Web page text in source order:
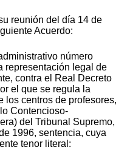
reunión del día 14 de
Acuerdo:
número
representación legal de
contra el Real Decreto
el que se regula la
los centros de profesores,
Contencioso-
del Tribunal Supremo,
1996, sentencia, cuya
tenor literal: